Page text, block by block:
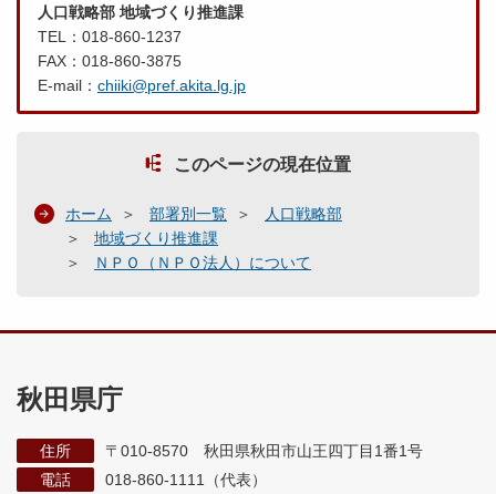
人口戦略部 地域づくり推進課
TEL：018-860-1237
FAX：018-860-3875
E-mail： chiiki@pref.akita.lg.jp
このページの現在位置
ホーム 部署別一覧
人口戦略部
地域づくり推進課
ＮＰＯ（ＮＰＯ法人）について
秋田県庁
住所
〒010-8570 秋田県秋田市山王四丁目1番1号
電話
018-860-1111（代表）